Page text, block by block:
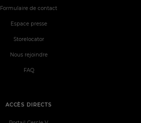
ACCÈS DIRECTS
Formulaire de contact
Espace presse
Storelocator
Nous rejoindre
FAQ